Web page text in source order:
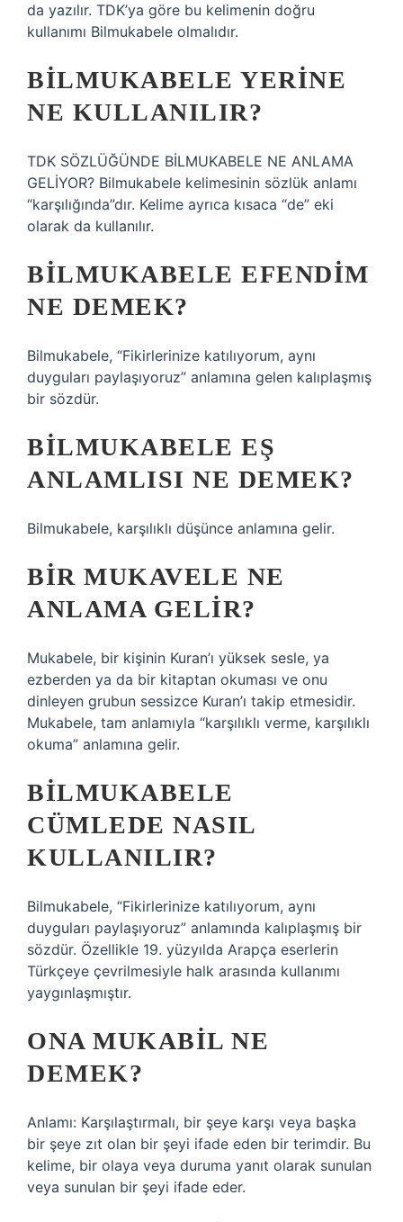
da yazılır. TDK’ya göre bu kelimenin doğru
kullanımı Bilmukabele olmalıdır.
BILMUKABELE YERINE
NE KULLANILIR?
TDK SÖZLÜĞÜNDE BİLMUKABELE NE ANLAMA
GELİYOR? Bilmukabele kelimesinin sözlük anlamı
“karşılığında”dır. Kelime ayrıca kısaca “de” eki
olarak da kullanılır.
BILMUKABELE EFENDIM
NE DEMEK?
Bilmukabele, “Fikirlerinize katılıyorum, aynı
duyguları paylaşıyoruz” anlamına gelen kalıplaşmış
bir sözdür.
BILMUKABELE EŞ
ANLAMLISI NE DEMEK?
Bilmukabele, karşılıklı düşünce anlamına gelir.
BIR MUKAVELE NE
ANLAMA GELIR?
Mukabele, bir kişinin Kuran’ı yüksek sesle, ya
ezberden ya da bir kitaptan okuması ve onu
dinleyen grubun sessizce Kuran’ı takip etmesidir.
Mukabele, tam anlamıyla “karşılıklı verme, karşılıklı
okuma” anlamına gelir.
BILMUKABELE
CÜMLEDE NASIL
KULLANILIR?
Bilmukabele, “Fikirlerinize katılıyorum, aynı
duyguları paylaşıyoruz” anlamında kalıplaşmış bir
sözdür. Özellikle 19. yüzyılda Arapça eserlerin
Türkçeye çevrilmesiyle halk arasında kullanımı
yaygınlaşmıştır.
ONA MUKABIL NE
DEMEK?
Anlamı: Karşılaştırmalı, bir şeye karşı veya başka
bir şeye zıt olan bir şeyi ifade eden bir terimdir. Bu
kelime, bir olaya veya duruma yanıt olarak sunulan
veya sunulan bir şeyi ifade eder.